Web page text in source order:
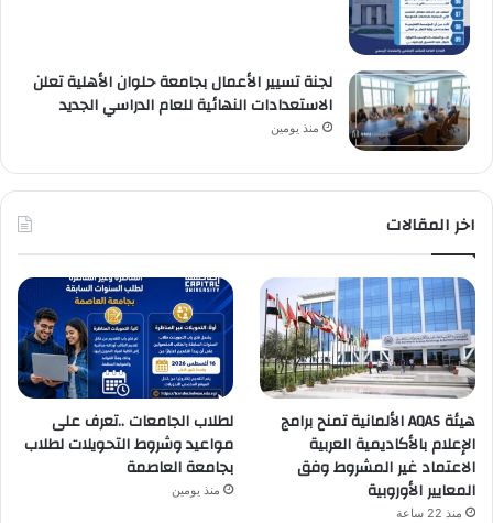
لجنة تسيير الأعمال بجامعة حلوان الأهلية تعلن
الاستعدادات النهائية للعام الدراسي الجديد
منذ يومين
اخر المقالات
هيئة AQAS الألمانية تمنح برامج
الإعلام بالأكاديمية العربية
الاعتماد غير المشروط وفق
المعايير الأوروبية
منذ 22 ساعة
لطلاب الجامعات ..تعرف على
مواعيد وشروط التحويلات لطلاب
بجامعة العاصمة
منذ يومين